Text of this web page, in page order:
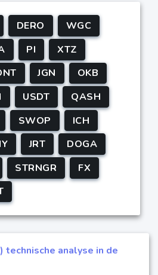
DERO
WGC
PI
XTZ
JGN
OKB
USDT
QASH
SWOP
ICH
JRT
DOGA
STRNGR
FX
technische analyse in de